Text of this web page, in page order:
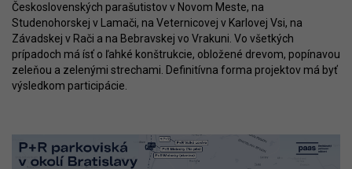
Československých parašutistov v Novom Meste, na
Studenohorskej v Lamači, na Veternicovej v Karlovej Vsi, na
Závadskej v Rači a na Bebravskej vo Vrakuni. Vo všetkých
prípadoch má ísť o ľahké konštrukcie, obložené drevom, popínavou
zeleňou a zelenými strechami. Definitívna forma projektov má byť
výsledkom participácie.